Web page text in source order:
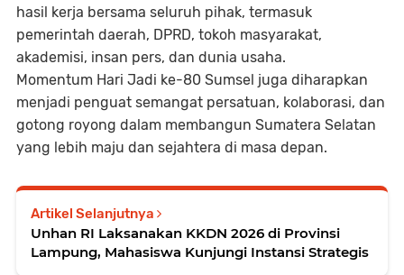
hasil kerja bersama seluruh pihak, termasuk
pemerintah daerah, DPRD, tokoh masyarakat,
akademisi, insan pers, dan dunia usaha.
Momentum Hari Jadi ke-80 Sumsel juga diharapkan
menjadi penguat semangat persatuan, kolaborasi, dan
gotong royong dalam membangun Sumatera Selatan
yang lebih maju dan sejahtera di masa depan.
Artikel Selanjutnya
Unhan RI Laksanakan KKDN 2026 di Provinsi
Lampung, Mahasiswa Kunjungi Instansi Strategis